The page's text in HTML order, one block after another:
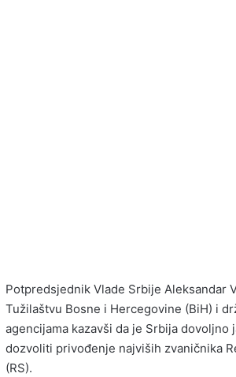
Potpredsjednik Vlade Srbije Aleksandar
Tužilaštvu Bosne i Hercegovine (BiH) i
agencijama kazavši da je Srbija dovoljno
dozvoliti privođenje najviših zvaničnika
(RS).